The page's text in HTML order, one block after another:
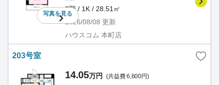
写真を見る
2階 / 1K / 28.51㎡
2026/08/08 更新
ハウスコム 本町店
203号室
14.05万円 (共益費 6,600円)